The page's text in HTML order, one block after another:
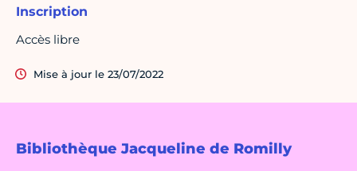
Bibliothèque Jacqueline de Romilly
Inscription
Accès libre
Mise à jour le 23/07/2022